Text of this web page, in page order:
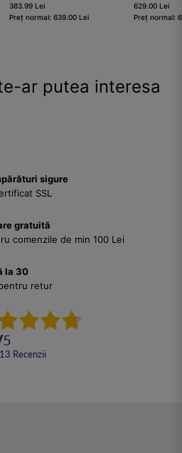
383.99 Lei
Preț normal: 639.00 Lei
629.00 Lei
Preț normal:
ar putea interesa
sigure
SSL
gratuită
comenzile de min 100 Lei
la 30
retur
5
Recenzii